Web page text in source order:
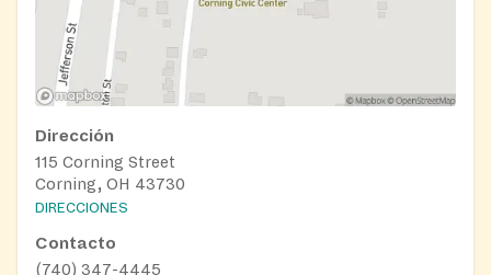
Dirección
115 Corning Street
Corning, OH 43730
DIRECCIONES
Contacto
(740) 347-4445